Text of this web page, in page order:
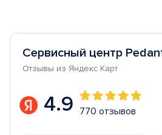
Сервисный центр
Отзывы из Яндекс Карт
4.9 770 отзывов